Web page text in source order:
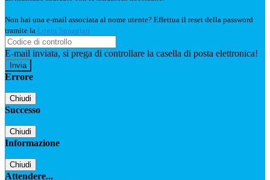
Non hai una e-mail associata al nome utente? Effettua il reset della password
tramite la Login Spaggiari
E-mail inviata, si prega di controllare la casella di posta elettronica!
Errore
Chiudi
Successo
Chiudi
Informazione
Chiudi
Attendere...